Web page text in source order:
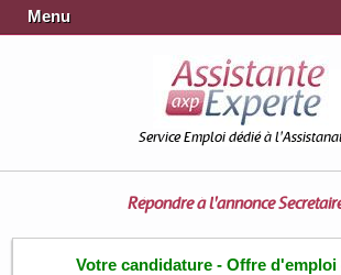
Menu
Service Emploi dédié à
Répondre à l'annonce
Votre candidature - Offre d'emploi